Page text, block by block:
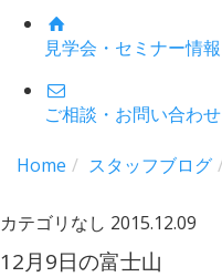
見学会・セミナー情報
ご相談・お問い合わせ
Home スタッフブログ
カテゴリなし 2015.12.09
12月9日の富士山